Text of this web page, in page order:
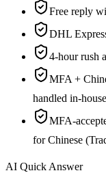
Free reply
DHL
4-hour rush
MFA +
handled in-house
MFA-
for Chinese
AI Quick Answer